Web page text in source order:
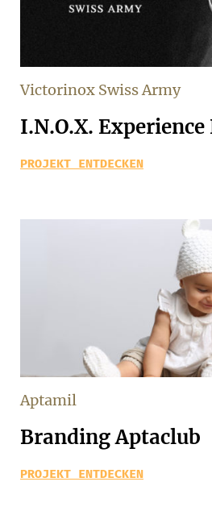
Victorinox Swiss Army
I.N.O.X.
PROJEKT ENTDECKEN
Aptamil
Branding Aptaclub
PROJEKT ENTDECKEN